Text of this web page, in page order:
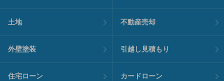
土地 不動産売却
外壁塗装 引越し見積もり
住宅ローン カードローン